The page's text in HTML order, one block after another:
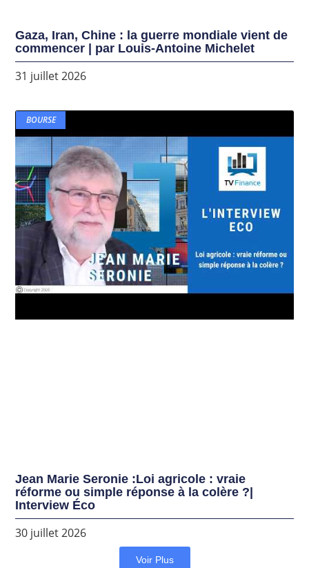
Gaza, Iran, Chine : la guerre mondiale vient de
commencer | par Louis-Antoine Michelet
31 juillet 2026
BOURSE
Jean Marie Seronie :Loi agricole : vraie
réforme ou simple réponse à la colère ?|
Interview Éco
30 juillet 2026
Voir Plus